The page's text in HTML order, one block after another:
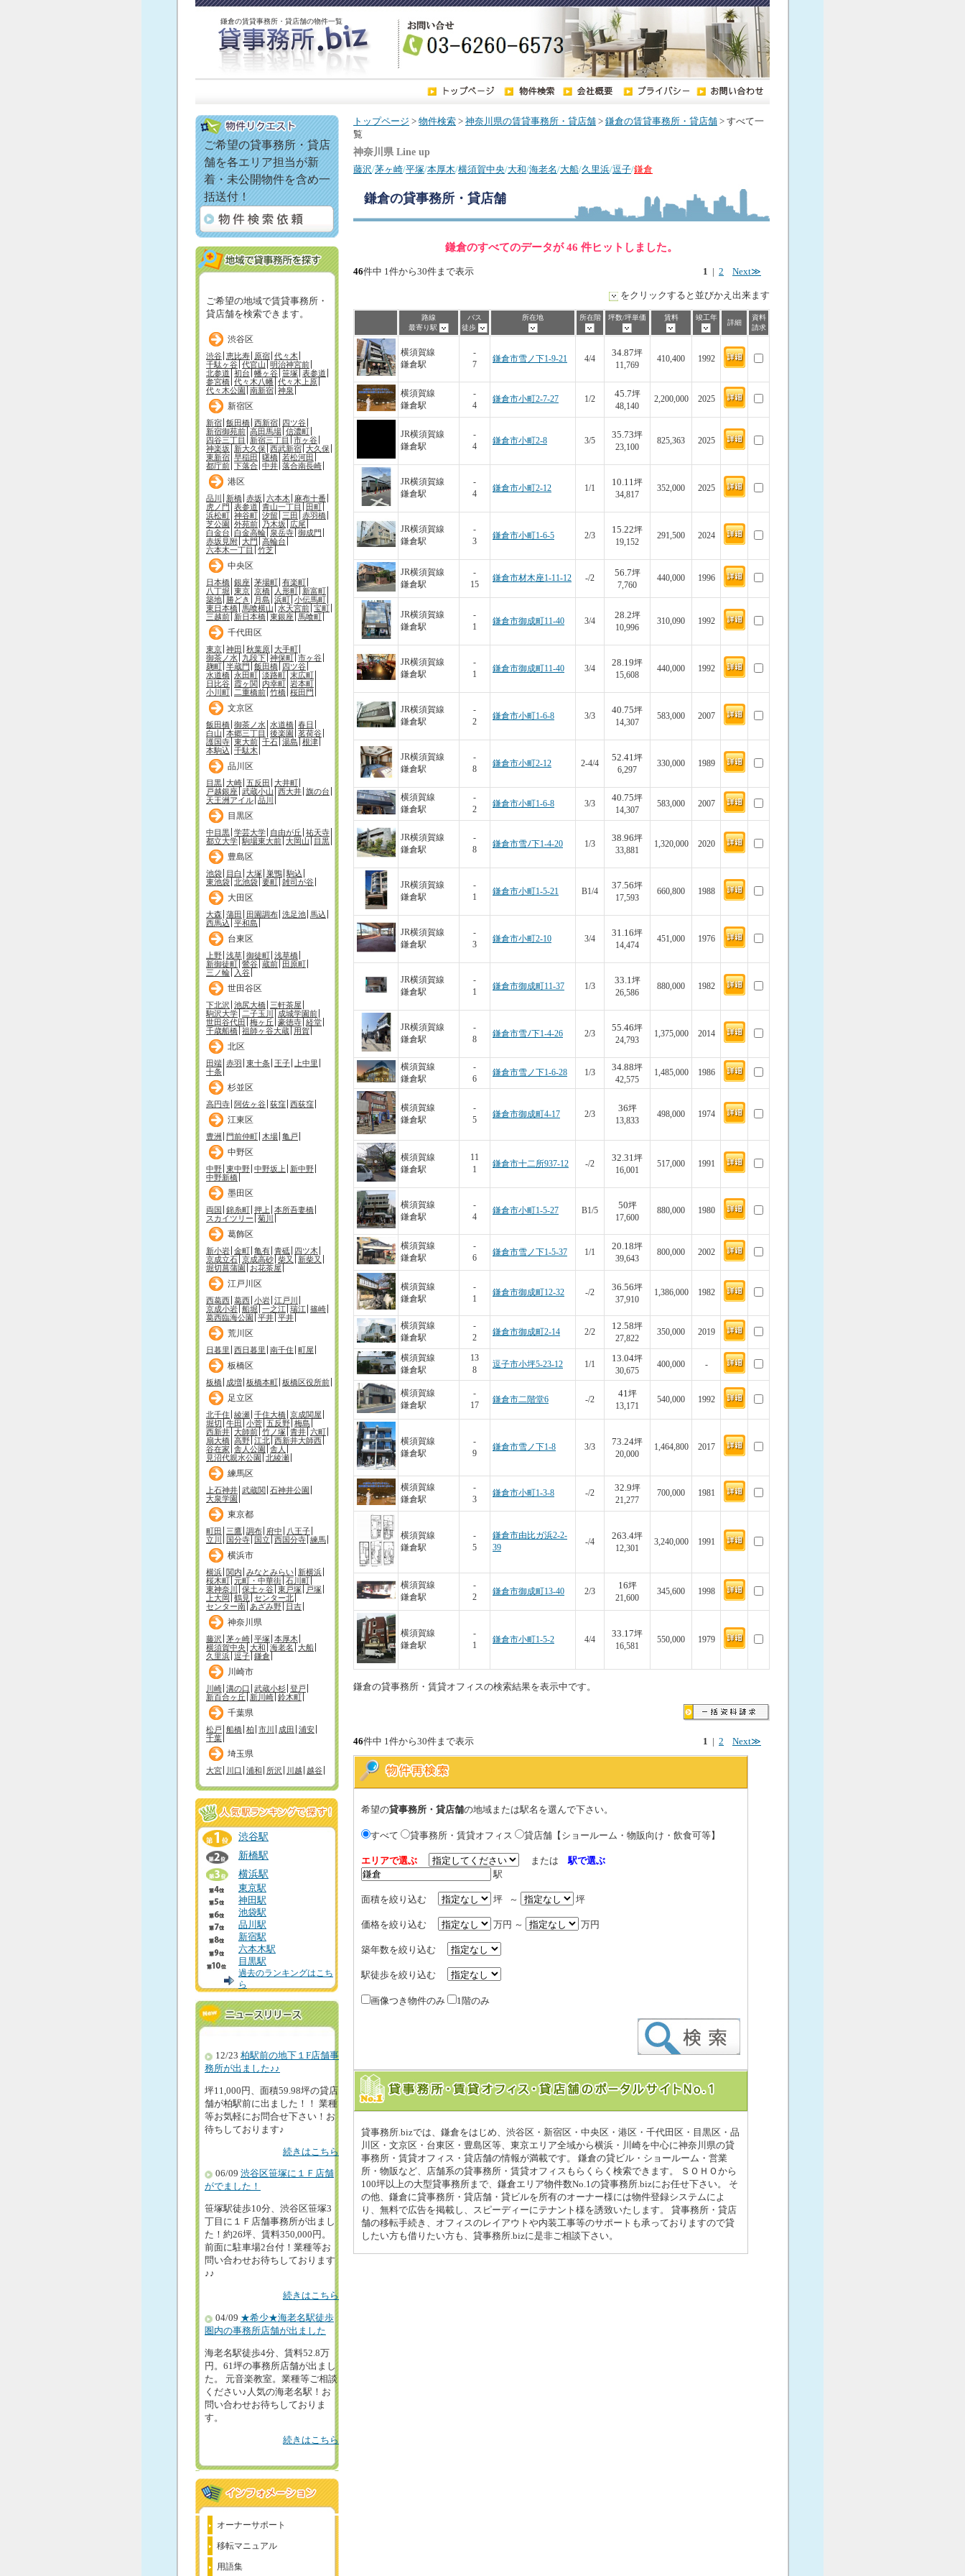
鎌倉の賃貸事務所・貸店舗の物件一覧
トップページ > 物件検索 > 神奈川県の賃貸事務所・貸店舗 > 鎌倉の賃貸事務所・貸店舗 > すべて一
覧
神奈川県 Line up
藤沢/茅ヶ崎/平塚/本厚木/横須賀中央/大和/海老名/大船/久里浜/逗子/鎌倉
鎌倉の貸事務所・貸店舗
鎌倉のすべてのデータが 46 件ヒットしました。
46件中 1件から30件まで表示 1 2 Next≫
をクリックすると並びかえ出来ます
路線
最寄り駅
バス
徒歩
所在地 所在階 坪数/坪単価 賃料 竣工年
詳細
資料
請求
横須賀線
鎌倉駅
-
7
鎌倉市雪ノ下1-9-21 4/4
34.87坪
11,769
410,400 1992
横須賀線
鎌倉駅
-
4
鎌倉市小町2-7-27 1/2
45.7坪
48,140
2,200,000 2025
JR横須賀線
鎌倉駅
-
4
鎌倉市小町2-8 3/5
35.73坪
23,100
825,363 2025
JR横須賀線
鎌倉駅
-
4
鎌倉市小町2-12 1/1
10.11坪
34,817
352,000 2025
JR横須賀線
鎌倉駅
-
3
鎌倉市小町1-6-5 2/3
15.22坪
19,152
291,500 2024
JR横須賀線
鎌倉駅
-
15
鎌倉市材木座1-11-12 -/2
56.7坪
7,760
440,000 1996
JR横須賀線
鎌倉駅
-
1
鎌倉市御成町11-40 3/4
28.2坪
10,996
310,090 1992
JR横須賀線
鎌倉駅
-
1
鎌倉市御成町11-40 3/4
28.19坪
15,608
440,000 1992
JR横須賀線
鎌倉駅
-
2
鎌倉市小町1-6-8 3/3
40.75坪
14,307
583,000 2007
JR横須賀線
鎌倉駅
-
8
鎌倉市小町2-12 2-4/4
52.41坪
6,297
330,000 1989
横須賀線
鎌倉駅
-
2
鎌倉市小町1-6-8 3/3
40.75坪
14,307
583,000 2007
JR横須賀線
鎌倉駅
-
8
鎌倉市雪ﾉ下1-4-20 1/3
38.96坪
33,881
1,320,000 2020
JR横須賀線
鎌倉駅
-
1
鎌倉市小町1-5-21 B1/4
37.56坪
17,593
660,800 1988
JR横須賀線
鎌倉駅
-
3
鎌倉市小町2-10 3/4
31.16坪
14,474
451,000 1976
JR横須賀線
鎌倉駅
-
1
鎌倉市御成町11-37 1/3
33.1坪
26,586
880,000 1982
JR横須賀線
鎌倉駅
-
8
鎌倉市雪ﾉ下1-4-26 2/3
55.46坪
24,793
1,375,000 2014
横須賀線
鎌倉駅
-
6
鎌倉市雪ノ下1-6-28 1/3
34.88坪
42,575
1,485,000 1986
横須賀線
鎌倉駅
-
5
鎌倉市御成町4-17 2/3
36坪
13,833
498,000 1974
横須賀線
鎌倉駅
11
1
鎌倉市十二所937-12 -/2
32.31坪
16,001
517,000 1991
横須賀線
鎌倉駅
-
4
鎌倉市小町1-5-27 B1/5
50坪
17,600
880,000 1980
横須賀線
鎌倉駅
-
6
鎌倉市雪ノ下1-5-37 1/1
20.18坪
39,643
800,000 2002
横須賀線
鎌倉駅
-
1
鎌倉市御成町12-32 -/2
36.56坪
37,910
1,386,000 1982
横須賀線
鎌倉駅
-
2
鎌倉市御成町2-14 2/2
12.58坪
27,822
350,000 2019
横須賀線
鎌倉駅
13
8
逗子市小坪5-23-12 1/1
13.04坪
30,675
400,000 -
横須賀線
鎌倉駅
-
17
鎌倉市二階堂6 -/2
41坪
13,171
540,000 1992
横須賀線
鎌倉駅
-
9
鎌倉市雪ノ下1-8 3/3
73.24坪
20,000
1,464,800 2017
横須賀線
鎌倉駅
-
3
鎌倉市小町1-3-8 -/2
32.9坪
21,277
700,000 1981
横須賀線
鎌倉駅
-
5
鎌倉市由比ガ浜2-2-
39
-/4
263.4坪
12,301
3,240,000 1991
横須賀線
鎌倉駅
-
2
鎌倉市御成町13-40 2/3
16坪
21,600
345,600 1998
横須賀線
鎌倉駅
-
1
鎌倉市小町1-5-2 4/4
33.17坪
16,581
550,000 1979
鎌倉の貸事務所・賃貸オフィスの検索結果を表示中です。
46件中 1件から30件まで表示 1 2 Next≫
希望の貸事務所・貸店舗の地域または駅名を選んで下さい。
すべて 貸事務所・賃貸オフィス 貸店舗【ショールーム・物販向け・飲食可等】
エリアで選ぶ または駅で選ぶ
駅
面積を絞り込む 坪 ～ 坪
価格を絞り込む 万円 ～ 万円
築年数を絞り込む
駅徒歩を絞り込む
画像つき物件のみ 1階のみ
貸事務所.bizでは、鎌倉をはじめ、渋谷区・新宿区・中央区・港区・千代田区・目黒区・品
川区・文京区・台東区・豊島区等、東京エリア全域から横浜・川崎を中心に神奈川県の貸
事務所・賃貸オフィス・貸店舗の情報が満載です。 鎌倉の貸ビル・ショールーム・営業
所・物販など、店舗系の貸事務所・賃貸オフィスもらくらく検索できます。 ＳＯＨＯから
100坪以上の大型貸事務所まで、鎌倉エリア物件数No.1の貸事務所.bizにお任せ下さい。 そ
の他、鎌倉に貸事務所・貸店舗・貸ビルを所有のオーナー様には物件登録システムによ
り、無料で広告を掲載し、スピーディーにテナント様を誘致いたします。 貸事務所・貸店
舗の移転手続き、オフィスのレイアウトや内装工事等のサポートも承っておりますので貸
したい方も借りたい方も、貸事務所.bizに是非ご相談下さい。
ご希望の貸事務所・貸店
舗を各エリア担当が新
着・未公開物件を含め一
括送付！
ご希望の地域で賃貸事務所・
貸店舗を検索できます。
渋谷区
渋谷 恵比寿 原宿 代々木
千駄ヶ谷 代官山 明治神宮前
北参道 初台 幡ヶ谷 笹塚 表参道
参宮橋 代々木八幡 代々木上原
代々木公園
南新宿 神泉
新宿区
新宿 飯田橋 西新宿 四ツ谷
新宿御苑前 高田馬場 信濃町
四谷三丁目
新宿三丁目
市ヶ谷
神楽坂
新大久保 西武新宿 大久保
東新宿 早稲田 曙橋 若松河田
都庁前 下落合 中井 落合南長崎
港区
品川 新橋 赤坂 六本木
麻布十番
虎ノ門 表参道 青山一丁目
田町
浜松町 神谷町 汐留 三田 赤羽橋
芝公園
外苑前 乃木坂
広尾
白金台 白金高輪 泉岳寺 御成門
赤坂見附 大門 高輪台
六本木一丁目
竹芝
中央区
日本橋 銀座 茅場町 有楽町
八丁堀 東京 京橋 人形町 新富町
築地 勝どき 月島 浜町 小伝馬町
東日本橋 馬喰横山 水天宮前 宝町
三越前 新日本橋 東銀座 馬喰町
千代田区
東京 神田 秋葉原 大手町
御茶ノ水
九段下 神保町 市ヶ谷
麹町 半蔵門 飯田橋 四ツ谷
水道橋 永田町 淡路町 末広町
日比谷 霞ヶ関 内幸町 岩本町
小川町 二重橋前 竹橋 桜田門
文京区
飯田橋 御茶ノ水 水道橋 春日
白山 本郷三丁目 後楽園
茗荷谷
護国寺 東大前 千石 湯島 根津
本駒込 千駄木
品川区
目黒 大崎 五反田 大井町
戸越銀座 武蔵小山 西大井 旗の台
天王洲アイル 品川
目黒区
中目黒 学芸大学 自由が丘 祐天寺
都立大学 駒場東大前 大岡山 目黒
豊島区
池袋 目白 大塚 巣鴨 駒込
東池袋 北池袋 要町 雑司が谷
大田区
大森 蒲田 田園調布 洗足池 馬込
西馬込 平和島
台東区
上野 浅草 御徒町 浅草橋
新御徒町 鶯谷 蔵前 田原町
三ノ輪
入谷
世田谷区
下北沢 池尻大橋 三軒茶屋
駒沢大学 二子玉川
成城学園前
世田谷代田 梅ヶ丘 豪徳寺 経堂
千歳船橋 祖師ヶ谷大蔵 用賀
北区
田端 赤羽 東十条 王子
上中里
十条
杉並区
高円寺 阿佐ヶ谷 荻窪 西荻窪
江東区
豊洲 門前仲町 木場 亀戸
中野区
中野 東中野 中野坂上
新中野
中野新橋
墨田区
両国 錦糸町 押上 本所吾妻橋
スカイツリー 菊川
葛飾区
新小岩 金町 亀有 青砥
四ツ木
京成立石 京成高砂 柴又
新柴又
堀切菖蒲園
お花茶屋
江戸川区
西葛西 葛西 小岩 江戸川
京成小岩 船堀 一之江 瑞江 篠崎
葛西臨海公園
平井 平井
荒川区
日暮里 西日暮里 南千住 町屋
板橋区
板橋 成増 板橋本町 板橋区役所前
足立区
北千住 綾瀬 千住大橋 京成関屋
堀切 牛田 小菅 五反野 梅島
西新井 大師前 竹ノ塚 青井 六町
扇大橋 高野 江北 西新井大師西
谷在家 舎人公園
舎人
見沼代親水公園
北綾瀬
練馬区
上石神井 武蔵関 石神井公園
大泉学園
東京都
町田 三鷹 調布 府中
八王子
立川
国分寺 国立 西国分寺 練馬
横浜市
横浜 関内 みなとみらい 新横浜
桜木町 元町・中華街 石川町
東神奈川
保土ヶ谷 東戸塚
戸塚
上大岡 鶴見
センター北
センター南 あざみ野 日吉
神奈川県
藤沢 茅ヶ崎 平塚 本厚木
横須賀中央 大和 海老名 大船
久里浜 逗子 鎌倉
川崎市
川崎 溝の口 武蔵小杉 登戸
新百合ヶ丘
新川崎 鈴木町
千葉県
松戸 船橋 柏 市川 成田 浦安
千葉
埼玉県
大宮 川口 浦和 所沢 川越 越谷
渋谷駅
新橋駅
横浜駅
東京駅
神田駅
池袋駅
品川駅
新宿駅
六本木駅
目黒駅
過去のランキングはこち
ら
12/23 柏駅前の地下１F店舗事
務所が出ました♪♪
坪11,000円、面積59.98坪の貸店
舗が柏駅前に出ました！！ 業種
等お気軽にお問合せ下さい！お
待ちしております♪
続きはこちら
06/09 渋谷区笹塚に１Ｆ店舗
がでました！
笹塚駅徒歩10分、渋谷区笹塚3
丁目に１Ｆ店舗事務所が出まし
た！約26坪、賃料350,000円。
前面に駐車場2台付！業種等お
問い合わせお待ちしております
♪♪
続きはこちら
04/09 ★希少★海老名駅徒歩
圏内の事務所店舗が出ました
海老名駅徒歩4分、賃料52.8万
円。61坪の事務所店舗が出まし
た。 元音楽教室。業種等ご相談
ください♪人気の海老名駅！お
問い合わせお待ちしておりま
す。
続きはこちら
オーナーサポート
移転マニュアル
用語集